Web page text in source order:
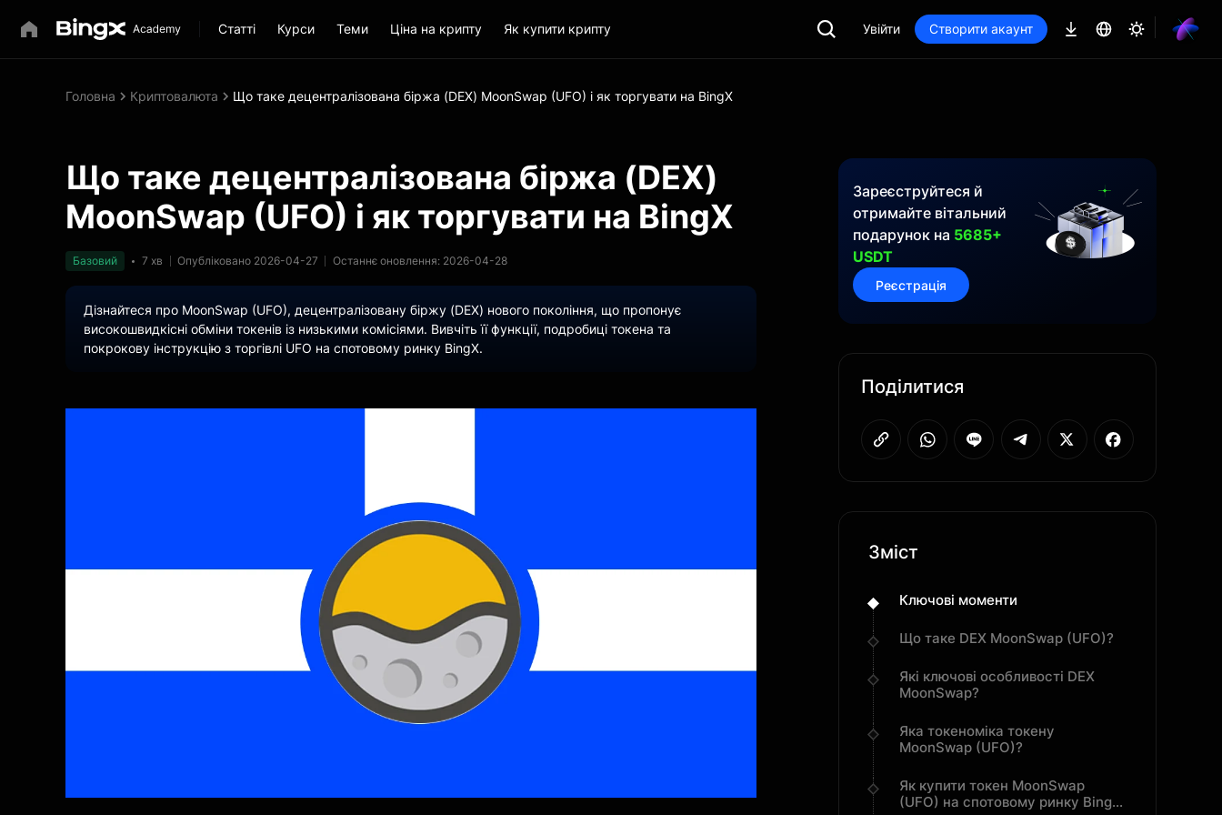
Статті Курси Теми Ціна на крипту Як купити крипту Увійти Створити акаунт
Головна Криптовалюта Що таке децентралізована біржа (DEX) MoonSwap (UFO) і як торгувати на BingX
Що таке децентралізована біржа (DEX)
MoonSwap (UFO) і як торгувати на BingX
Базовий 7 хв Опубліковано 2026-04-27 Останнє оновлення: 2026-04-28
Дізнайтеся про MoonSwap (UFO), децентралізовану біржу (DEX) нового покоління, що пропонує
високошвидкісні обміни токенів із низькими комісіями. Вивчіть її функції, подробиці токена та
покрокову інструкцію з торгівлі UFO на спотовому ринку BingX.
Зареєструйтеся й
отримайте вітальний
подарунок на 5685+
USDT
Реєстрація
Поділитися
Зміст
Ключові моменти
Що таке DEX MoonSwap (UFO)?
Які ключові особливості DEX
MoonSwap?
Яка токеноміка токену
MoonSwap (UFO)?
Як купити токен MoonSwap
(UFO) на спотовому ринку BingX: